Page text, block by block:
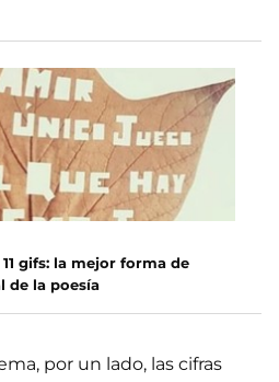
gifs: la mejor forma de
de la poesía
por un lado, las cifras